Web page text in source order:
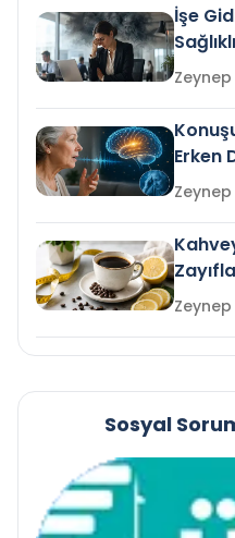
İşe
Gelir
Erken
mi?
Sosyal